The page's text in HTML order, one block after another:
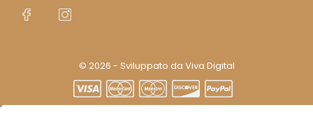
© 2026 - Sviluppato da Viva Digital